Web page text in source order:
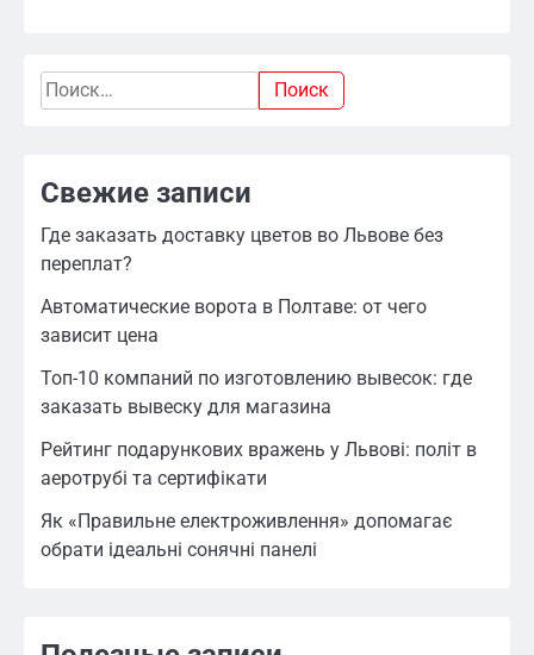
Найти:
Свежие записи
Где заказать доставку цветов во Львове без
переплат?
Автоматические ворота в Полтаве: от чего
зависит цена
Топ-10 компаний по изготовлению вывесок: где
заказать вывеску для магазина
Рейтинг подарункових вражень у Львові: політ в
аеротрубі та сертифікати
Як «Правильне електроживлення» допомагає
обрати ідеальні сонячні панелі